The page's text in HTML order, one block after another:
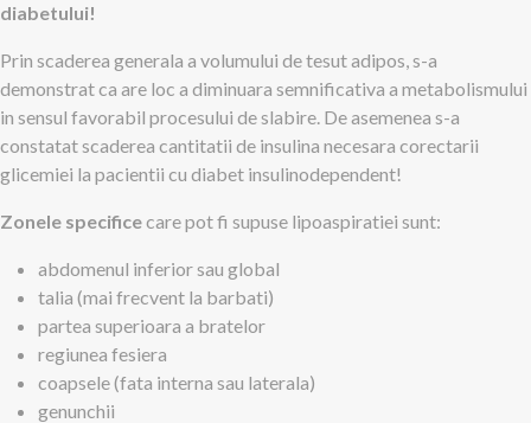
diabetului!
Prin scaderea generala a volumului de tesut adipos, s-a
demonstrat ca are loc a diminuara semnificativa a metabolismului
in sensul favorabil procesului de slabire. De asemenea s-a
constatat scaderea cantitatii de insulina necesara corectarii
glicemiei la pacientii cu diabet insulinodependent!
Zonele specificecare pot fi supuse lipoaspiratiei sunt:
abdomenul inferior sau global
talia (mai frecvent la barbati)
partea superioara a bratelor
regiunea fesiera
coapsele (fata interna sau laterala)
genunchii